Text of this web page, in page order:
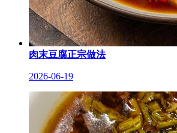
肉末豆腐正宗做法
2026-06-19